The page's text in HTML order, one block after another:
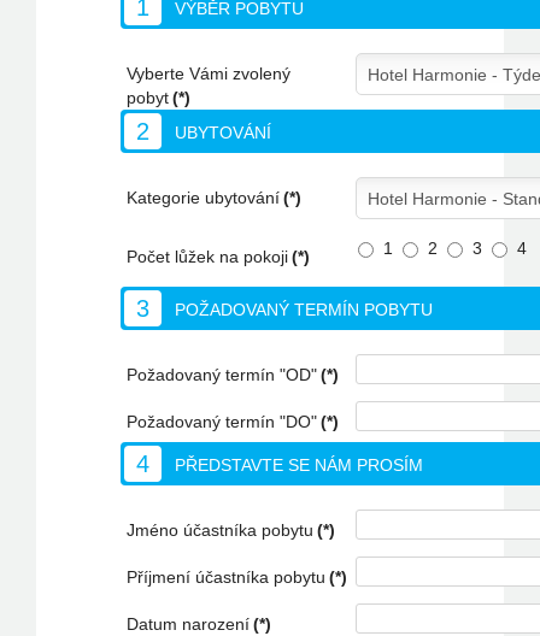
1 VÝBĚR POBYTU
Vyberte Vámi zvolený
pobyt(*)
2 UBYTOVÁNÍ
Kategorie ubytování(*)
Počet lůžek na pokoji(*) 1 2 3 4
3 POŽADOVANÝ TERMÍN POBYTU
Požadovaný termín "OD"(*)
Požadovaný termín "DO"(*)
4 PŘEDSTAVTE SE NÁM PROSÍM
Jméno účastníka pobytu (*)
Příjmení účastníka pobytu (*)
Datum narození(*)